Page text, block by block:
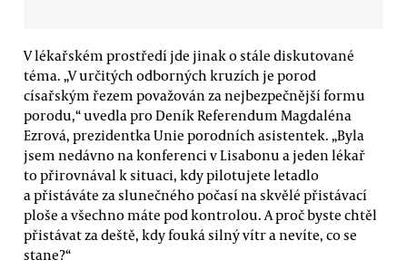
V lékařském prostředí jde jinak o stále diskutované
téma. „V určitých odborných kruzích je porod
císařským řezem považován za nejbezpečnější formu
porodu,“ uvedla pro Deník Referendum Magdaléna
Ezrová, prezidentka Unie porodních asistentek. „Byla
jsem nedávno na konferenci v Lisabonu a jeden lékař
to přirovnával k situaci, kdy pilotujete letadlo
a přistáváte za slunečného počasí na skvělé přistávací
ploše a všechno máte pod kontrolou. A proč byste chtěl
přistávat za deště, kdy fouká silný vítr a nevíte, co se
stane?“